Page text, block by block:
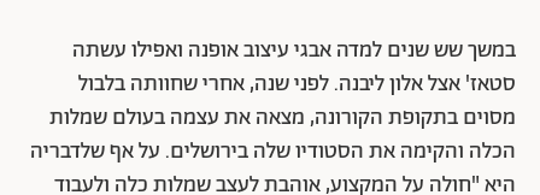
במשך שש שנים למדה אבגי עיצוב אופנה ואפילו עשתה
סטאז' אצל אלון ליבנה. לפני שנה, אחרי שחוותה בלבול
מסוים בתקופת הקורונה, מצאה את עצמה בעולם שמלות
הכלה והקימה את הסטודיו שלה בירושלים. על אף שלדבריה
היא "חולה על המקצוע, אוהבת לעצב שמלות כלה ולעבוד